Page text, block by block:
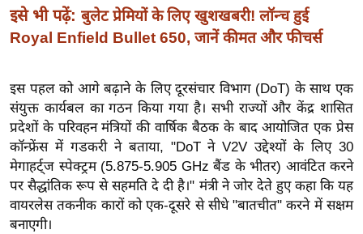
मि
सा
बे
मि
सा
ल
श
ख्सि
य
इसे भी पढ़ें: बुलेट प्रेमियों के लिए खुशखबरी! लॉन्च हुई
Royal Enfield Bullet 650, जानें कीमत और फीचर्स
इस पहल को आगे बढ़ाने के लिए दूरसंचार विभाग (DoT) के साथ एक
संयुक्त कार्यबल का गठन किया गया है। सभी राज्यों और केंद्र शासित
प्रदेशों के परिवहन मंत्रियों की वार्षिक बैठक के बाद आयोजित एक प्रेस
कॉन्फ्रेंस में गडकरी ने बताया, "DoT ने V2V उद्देश्यों के लिए 30
मेगाहर्ट्ज स्पेक्ट्रम (5.875-5.905 GHz बैंड के भीतर) आवंटित करने
पर सैद्धांतिक रूप से सहमति दे दी है।" मंत्री ने जोर देते हुए कहा कि यह
वायरलेस तकनीक कारों को एक-दूसरे से सीधे "बातचीत" करने में सक्षम
बनाएगी।